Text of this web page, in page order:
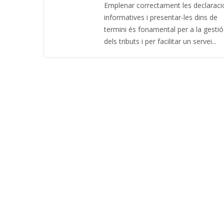
Emplenar correctament les
informatives i presentar-les dins de
termini és fonamental per a la gestió
dels tributs i per facilitar un servei...